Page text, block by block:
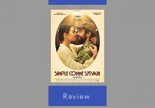
Review